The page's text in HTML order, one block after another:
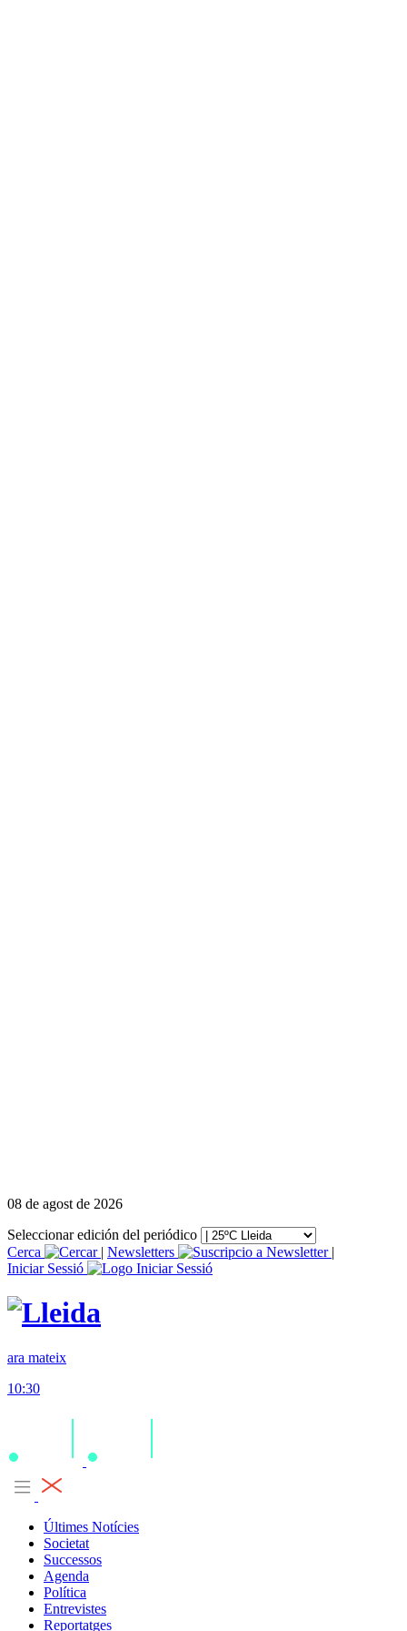
08 de agost de 2026
Seleccionar edición del periódico
Cerca
| Newsletters
|
Iniciar Sessió
ara mateix
10:30
Últimes Notícies
Societat
Successos
Agenda
Política
Entrevistes
Reportatges